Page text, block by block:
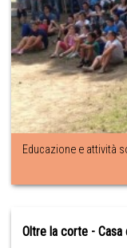
Educazione e attività
Oltre la corte -